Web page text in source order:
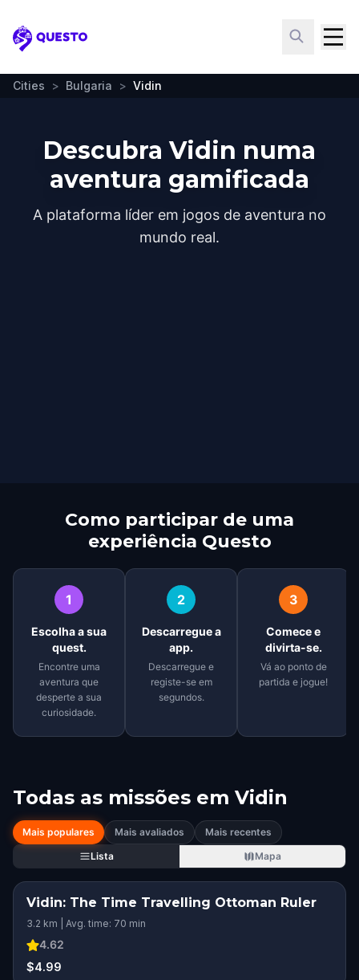
Questo
Cities > Bulgaria > Vidin
Descubra Vidin numa
aventura gamificada
A plataforma líder em jogos de aventura no
mundo real.
Como participar de uma
experiência Questo
1
Escolha a sua
quest.
Encontre uma
aventura que
desperte a sua
curiosidade.
2
Descarregue a
app.
Descarregue e
registe-se em
segundos.
3
Comece e
divirta-se.
Vá ao ponto de
partida e jogue!
Todas as missões em Vidin
Mais populares Mais avaliados
Mais recentes
Lista
Mapa
Vidin: The Time Travelling Ottoman Ruler
3.2 km | Avg. time: 70 min
4.62
$4.99